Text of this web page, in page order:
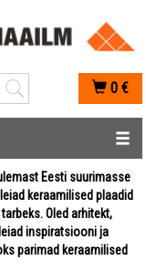
Mobiilis otsimise sisestus
0 €
Eesti suurimasse
keraamilised plaadid
Oled arhitekt,
inspiratsiooni ja
parimad keraamilised